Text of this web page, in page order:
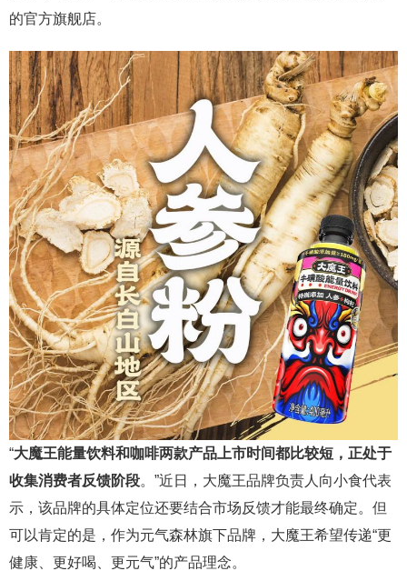
的官方旗舰店。
“大魔王能量饮料和咖啡两款产品上市时间都比较短，正处于
收集消费者反馈阶段。”近日，大魔王品牌负责人向小食代表
示，该品牌的具体定位还要结合市场反馈才能最终确定。但
可以肯定的是，作为元气森林旗下品牌，大魔王希望传递“更
健康、更好喝、更元气”的产品理念。